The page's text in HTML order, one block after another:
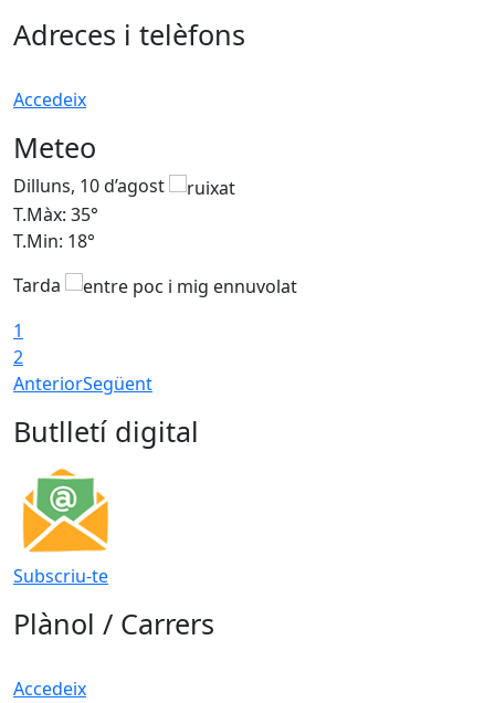
Adreces i telèfons
Accedeix
Meteo
Dilluns, 10 d’agost
T.Màx: 35°
T.Min: 18°
Tarda
1
2
AnteriorSegüent
Butlletí digital
Subscriu-te
Plànol / Carrers
Accedeix